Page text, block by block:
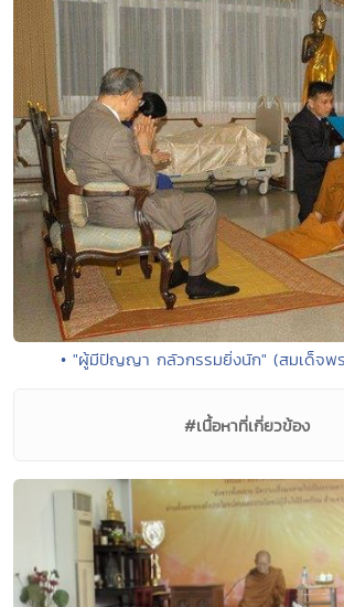
• "ผู้มีปัญญา กลัวกรรมยิ่งนัก" (สมเด็จพ
#เนื้อหาที่เกี่ยวข้อง